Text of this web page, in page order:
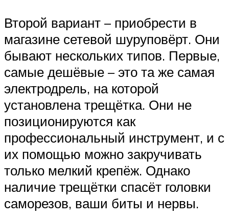
Второй вариант – приобрести в
магазине сетевой шуруповёрт. Они
бывают нескольких типов. Первые,
самые дешёвые – это та же самая
электродрель, на которой
установлена трещётка. Они не
позиционируются как
профессиональный инструмент, и с
их помощью можно закручивать
только мелкий крепёж. Однако
наличие трещётки спасёт головки
саморезов, ваши биты и нервы.